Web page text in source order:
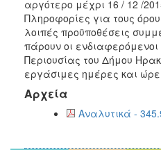
αργότερο μέχρι 16 / 12 /
Πληροφορίες για τους
λοιπές προϋποθέσεις
πάρουν οι
Περιουσίας του Δήμου
εργάσιμες ημέρες και
Αρχεία
Αναλυτικά -